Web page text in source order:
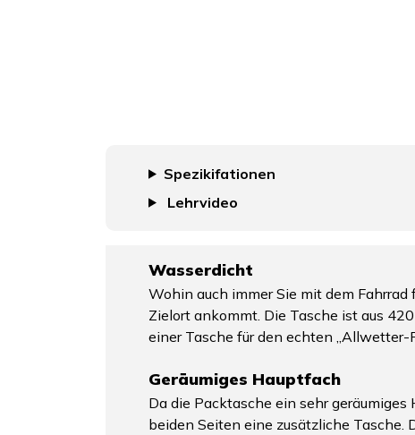
Spezikifationen
Lehrvideo
Wasserdicht
Wohin auch immer Sie mit dem
Zielort ankommt. Die Tasche ist aus
einer Tasche für den echten „Allwetter-
Geräumiges Hauptfach
Da die Packtasche ein sehr
beiden Seiten eine zusätzliche